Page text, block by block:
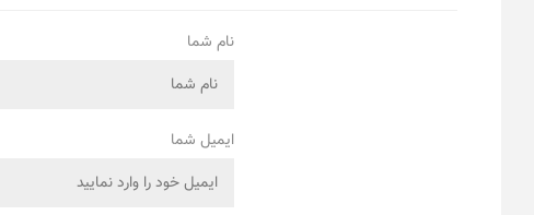
نام شما
ایمیل شما